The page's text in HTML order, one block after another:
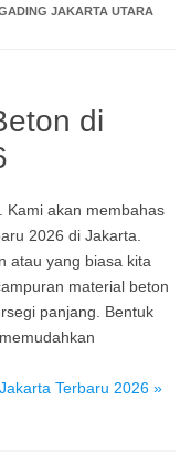
JAKARTA UTARA
di
Kami akan membahas
2026 di Jakarta.
atau yang biasa kita
material beton
panjang. Bentuk
Terbaru 2026 »